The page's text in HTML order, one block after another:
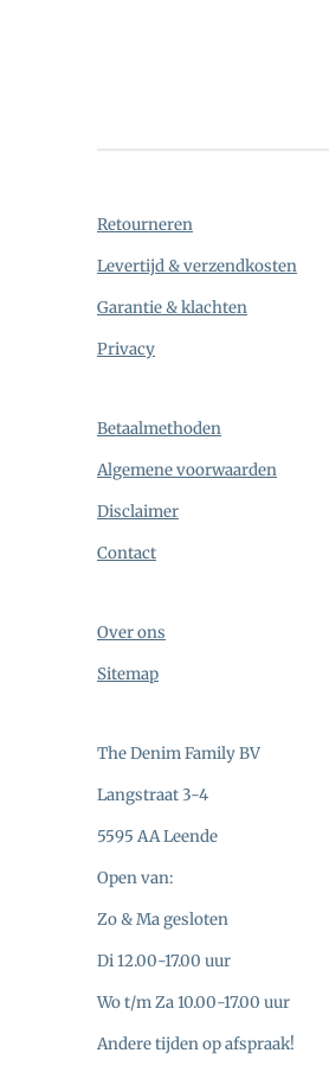
Retourneren
Levertijd & verzendkosten
Garantie & klachten
Privacy
Betaalmethoden
Algemene voorwaarden
Disclaimer
Contact
Over ons
Sitemap
The Denim Family BV
Langstraat 3-4
5595 AA Leende
Open van:
Zo & Ma gesloten
Di 12.00-17.00 uur
Wo t/m Za 10.00-17.00 uur
Andere tijden op afspraak!